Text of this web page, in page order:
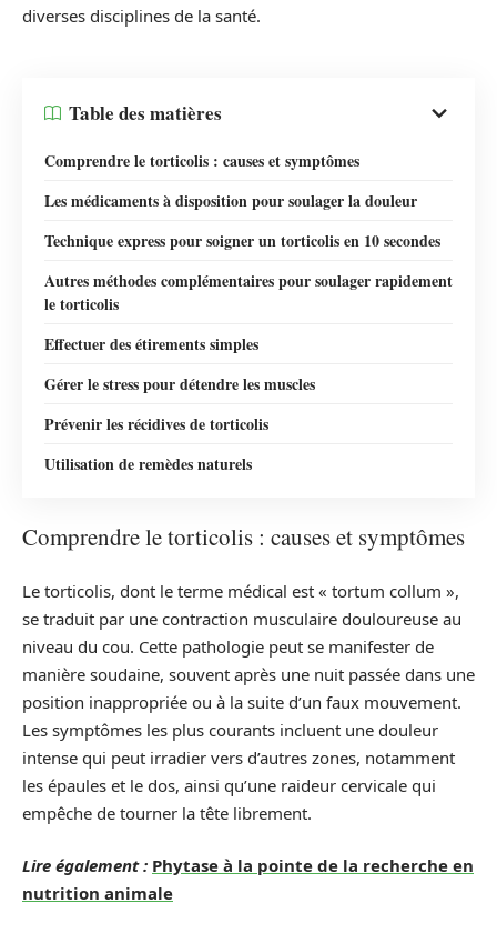
diverses disciplines de la santé.
Table des matières
Comprendre le torticolis : causes et symptômes
Les médicaments à disposition pour soulager la douleur
Technique express pour soigner un torticolis en 10 secondes
Autres méthodes complémentaires pour soulager rapidement
le torticolis
Effectuer des étirements simples
Gérer le stress pour détendre les muscles
Prévenir les récidives de torticolis
Utilisation de remèdes naturels
Comprendre le torticolis : causes et symptômes
Le torticolis, dont le terme médical est « tortum collum »,
se traduit par une contraction musculaire douloureuse au
niveau du cou. Cette pathologie peut se manifester de
manière soudaine, souvent après une nuit passée dans une
position inappropriée ou à la suite d’un faux mouvement.
Les symptômes les plus courants incluent une douleur
intense qui peut irradier vers d’autres zones, notamment
les épaules et le dos, ainsi qu’une raideur cervicale qui
empêche de tourner la tête librement.
Lire également : Phytase à la pointe de la recherche en
nutrition animale